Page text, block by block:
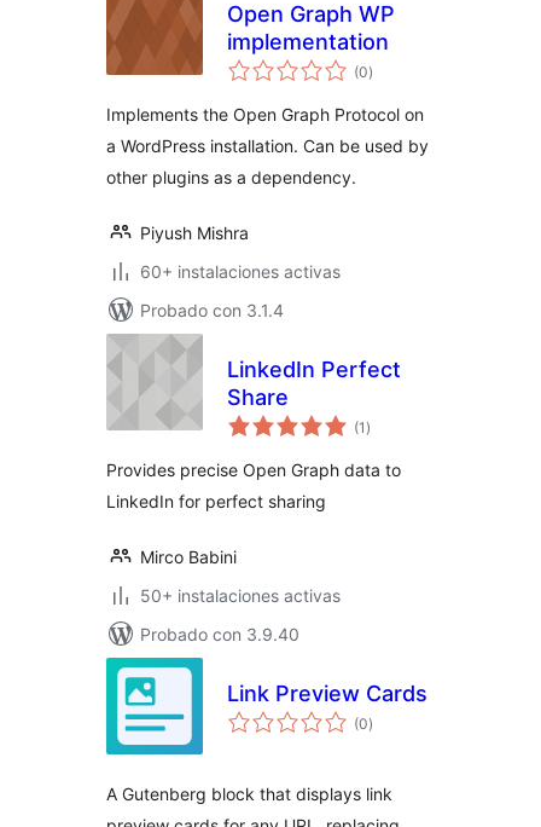
Open Graph WP
implementation
(0total
de
)
Implements the Open Graph Protocol on
a WordPress installation. Can be used by
other plugins as a dependency.
Piyush Mishra
60+ instalaciones activas
Probado con 3.1.4
LinkedIn Perfect
Share
(1 total
de
)
Provides precise Open Graph data to
LinkedIn for perfect sharing
Mirco Babini
50+ instalaciones activas
Probado con 3.9.40
Link Preview Cards
(0total
de
)
A Gutenberg block that displays link